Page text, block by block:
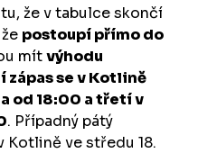
že v tabulce skončí
postoupí přímo do
mítvýhodu
zápas se v Kotlině
od 18:00 a třetí v
. Případný pátý
Kotlině ve středu 18.